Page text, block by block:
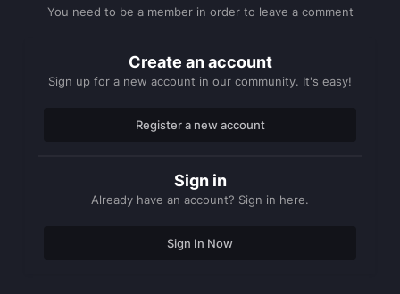
				sound
=
sound,70)
				attachEleme
"alarm"
					set
ElementData( source , "alarm", false)
-- < ALTERE PARA O TEMPO QUE DURA O
You need to be a member in order to leave a comment
Create an account
Sign up for a new account in our community. It's easy!
Register a new account
Sign in
Already have an account? Sign in here.
Sign In Now